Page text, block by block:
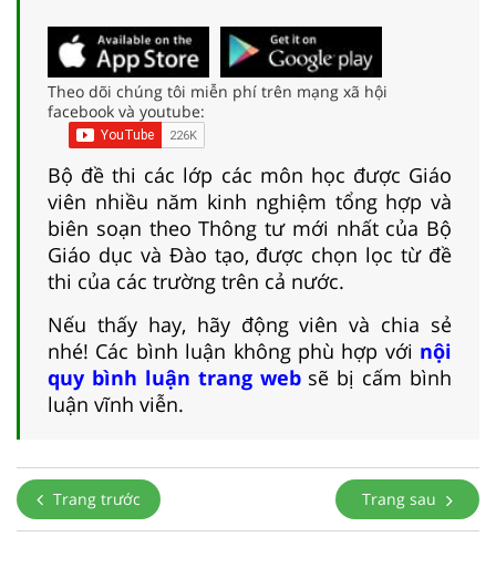
Theo dõi chúng tôi miễn phí trên mạng xã hội
facebook và youtube:
Bộ đề thi các lớp các môn học được Giáo
viên nhiều năm kinh nghiệm tổng hợp và
biên soạn theo Thông tư mới nhất của Bộ
Giáo dục và Đào tạo, được chọn lọc từ đề
thi của các trường trên cả nước.
Nếu thấy hay, hãy động viên và chia sẻ
nhé! Các bình luận không phù hợp với nội
quy bình luận trang websẽ bị cấm bình
luận vĩnh viễn.
Trang trước Trang sau